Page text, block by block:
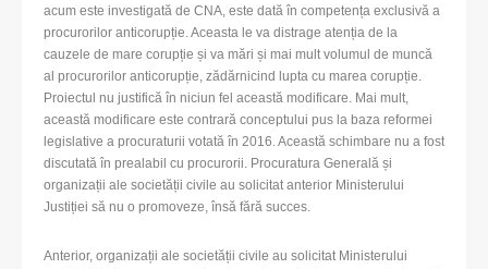
acum este investigată de CNA, este dată în competența exclusivă a
procurorilor anticorupție. Aceasta le va distrage atenția de la
cauzele de mare corupție și va mări și mai mult volumul de muncă
al procurorilor anticorupție, zădărnicind lupta cu marea corupție.
Proiectul nu justifică în niciun fel această modificare. Mai mult,
această modificare este contrară conceptului pus la baza reformei
legislative a procuraturii votată în 2016. Această schimbare nu a fost
discutată în prealabil cu procurorii. Procuratura Generală și
organizații ale societății civile au solicitat anterior Ministerului
Justiției să nu o promoveze, însă fără succes.
Anterior, organizații ale societății civile au solicitat Ministerului